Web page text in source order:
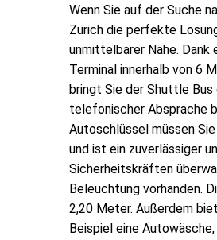
Wenn Sie auf der Suche
Zürich die perfekte
unmittelbarer Nähe.
Terminal innerhalb von 6
bringt Sie der Shuttle Bus
telefonischer Absprache
Autoschlüssel müssen
und ist ein zuverlässiger
Sicherheitskräften
Beleuchtung vorhanden.
2,20 Meter. Außerdem
Beispiel eine